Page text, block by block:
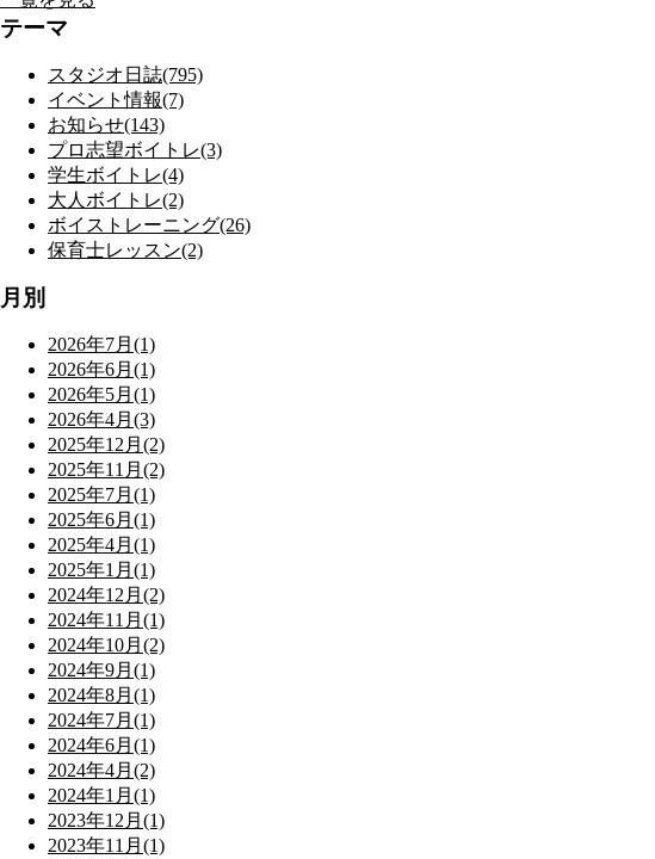
テーマ
スタジオ日誌(795)
イベント情報(7)
お知らせ(143)
プロ志望ボイトレ(3)
学生ボイトレ(4)
大人ボイトレ(2)
ボイストレーニング(26)
保育士レッスン(2)
月別
2026年7月(1)
2026年6月(1)
2026年5月(1)
2026年4月(3)
2025年12月(2)
2025年11月(2)
2025年7月(1)
2025年6月(1)
2025年4月(1)
2025年1月(1)
2024年12月(2)
2024年11月(1)
2024年10月(2)
2024年9月(1)
2024年8月(1)
2024年7月(1)
2024年6月(1)
2024年4月(2)
2024年1月(1)
2023年12月(1)
2023年11月(1)